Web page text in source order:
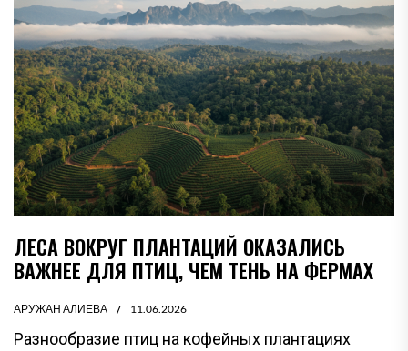
ЛЕСА ВОКРУГ ПЛАНТАЦИЙ ОКАЗАЛИСЬ
ВАЖНЕЕ ДЛЯ ПТИЦ, ЧЕМ ТЕНЬ НА ФЕРМАХ
АРУЖАН АЛИЕВА 11.06.2026
Разнообразие птиц на кофейных плантациях